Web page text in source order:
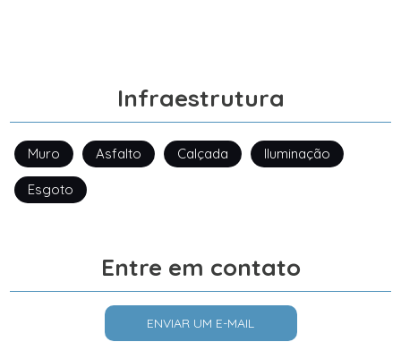
Infraestrutura
Muro Asfalto Calçada Iluminação
Esgoto
Entre em contato
ENVIAR UM E-MAIL